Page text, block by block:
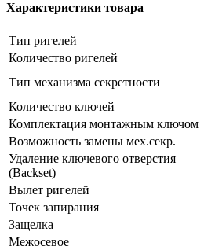
Характеристики товара
Тип ригелей
Количество ригелей
Тип механизма секретности
Количество ключей
Комплектация монтажным ключом
Возможность замены мех.секр.
Удаление ключевого отверстия
(Backset)
Вылет ригелей
Точек запирания
Защелка
Межосевое